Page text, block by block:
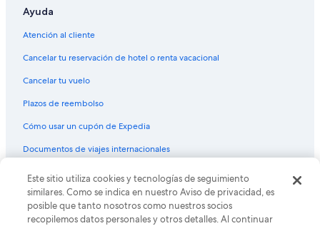
Ayuda
Atención al cliente
Cancelar tu reservación de hotel o renta vacacional
Cancelar tu vuelo
Plazos de reembolso
Cómo usar un cupón de Expedia
Documentos de viajes internacionales
© 2026 Expedia, Inc., una empresa de Expedia Group. Todos los
derechos reservados. Expedia y el logo de Expedia son marcas
registradas o marcas comerciales de Expedia, Inc. CST# 2029030-50.
Este sitio utiliza cookies y tecnologías de seguimiento
similares. Como se indica en nuestro Aviso de privacidad, es
posible que tanto nosotros como nuestros socios
recopilemos datos personales y otros detalles. Al continuar